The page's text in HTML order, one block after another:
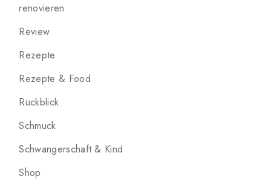
renovieren
Review
Rezepte
Rezepte & Food
Rückblick
Schmuck
Schwangerschaft & Kind
Shop